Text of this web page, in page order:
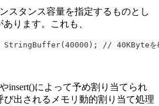
スタンス容量を指定するものとし
ります。これも、
// 40KByteを
insert()によって予め割り当てられ
び出されるメモリ動的割り当て処理